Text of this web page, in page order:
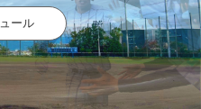
ール